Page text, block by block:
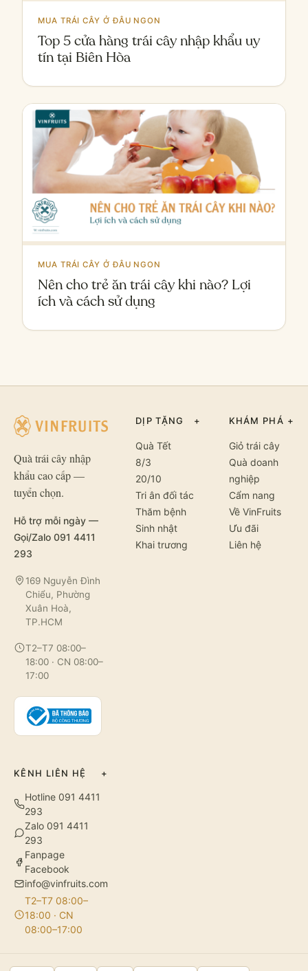
MUA TRÁI CÂY Ở ĐÂU NGON
Top 5 cửa hàng trái cây nhập khẩu uy
tín tại Biên Hòa
MUA TRÁI CÂY Ở ĐÂU NGON
Nên cho trẻ ăn trái cây khi nào? Lợi
ích và cách sử dụng
Quà trái cây nhập
khẩu cao cấp —
tuyển chọn.
Hỗ trợ mỗi ngày —
Gọi/Zalo 091 4411
293
169 Nguyễn Đình
Chiểu, Phường
Xuân Hoà,
TP.HCM
T2–T7 08:00–
18:00 · CN 08:00–
17:00
DỊP TẶNG +
Quà Tết
8/3
20/10
Tri ân đối tác
Thăm bệnh
Sinh nhật
Khai trương
KHÁM PHÁ +
Giỏ trái cây
Quà doanh
nghiệp
Cẩm nang
Về VinFruits
Ưu đãi
Liên hệ
KÊNH LIÊN HỆ +
Hotline 091 4411
293
Zalo 091 4411
293
Fanpage
Facebook
info@vinfruits.com
T2–T7 08:00–
18:00 · CN
08:00–17:00